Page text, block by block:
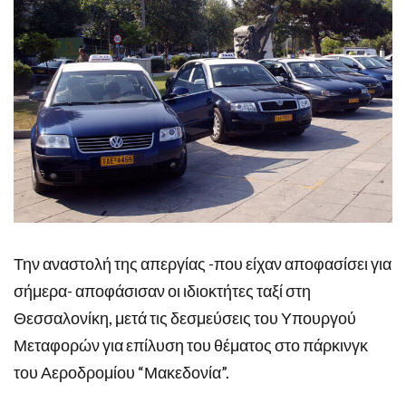
Την αναστολή της απεργίας -που είχαν αποφασίσει για
σήμερα- αποφάσισαν οι ιδιοκτήτες ταξί στη
Θεσσαλονίκη, μετά τις δεσμεύσεις του Υπουργού
Μεταφορών για επίλυση του θέματος στο πάρκινγκ
του Αεροδρομίου “Μακεδονία”.